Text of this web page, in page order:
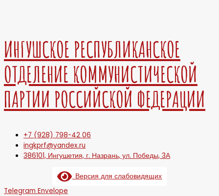
ИНГУШСКОЕ РЕСПУБЛИКАНСКОЕ
ОТДЕЛЕНИЕ КОММУНИСТИЧЕСКОЙ
ПАРТИИ РОССИЙСКОЙ ФЕДЕРАЦИИ
+7 (928) 798-42 06
ingkprf@yandex.ru
386101, Ингушетия, г. Назрань, ул. Победы, 3А
Версия для слабовидящих
Telegram Envelope